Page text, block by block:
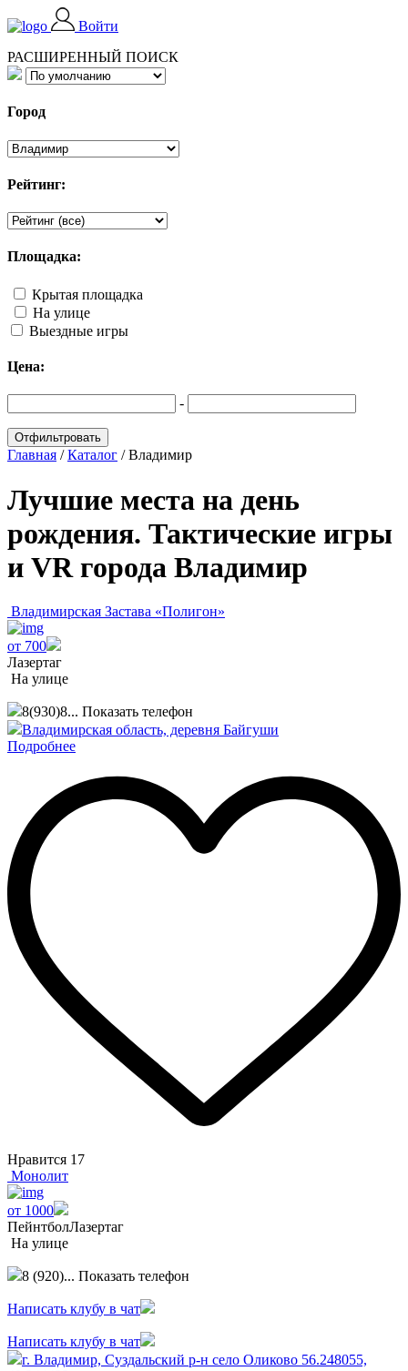
Войти
РАСШИРЕННЫЙ ПОИСК
Город
Рейтинг:
Площадка:
Крытая площадка
На улице
Выездные игры
Цена:
-
Главная /Каталог /Владимир
Лучшие места на день
рождения. Тактические игры
и VR города Владимир
Владимирская Застава «Полигон»
от 700
Лазертаг
На улице
8(930)8... Показать телефон
Владимирская область, деревня Байгуши
Подробнее
Нравится 17
Монолит
от 1000
ПейнтболЛазертаг
На улице
8 (920)... Показать телефон
Написать клубу в чат
Написать клубу в чат
г. Владимир, Суздальский р-н село Оликово 56.248055,